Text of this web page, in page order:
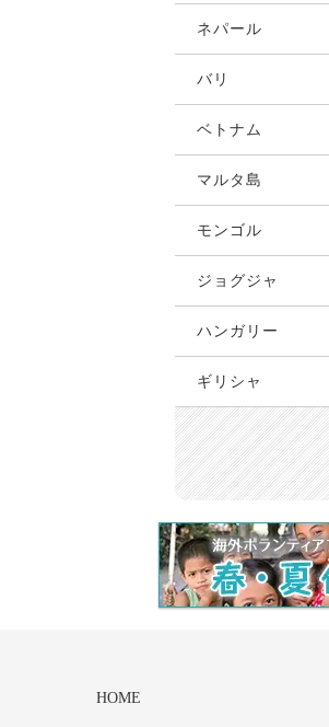
ネパール
バリ
ベトナム
マルタ島
モンゴル
ジョグジャ
ハンガリー
ギリシャ
HOME